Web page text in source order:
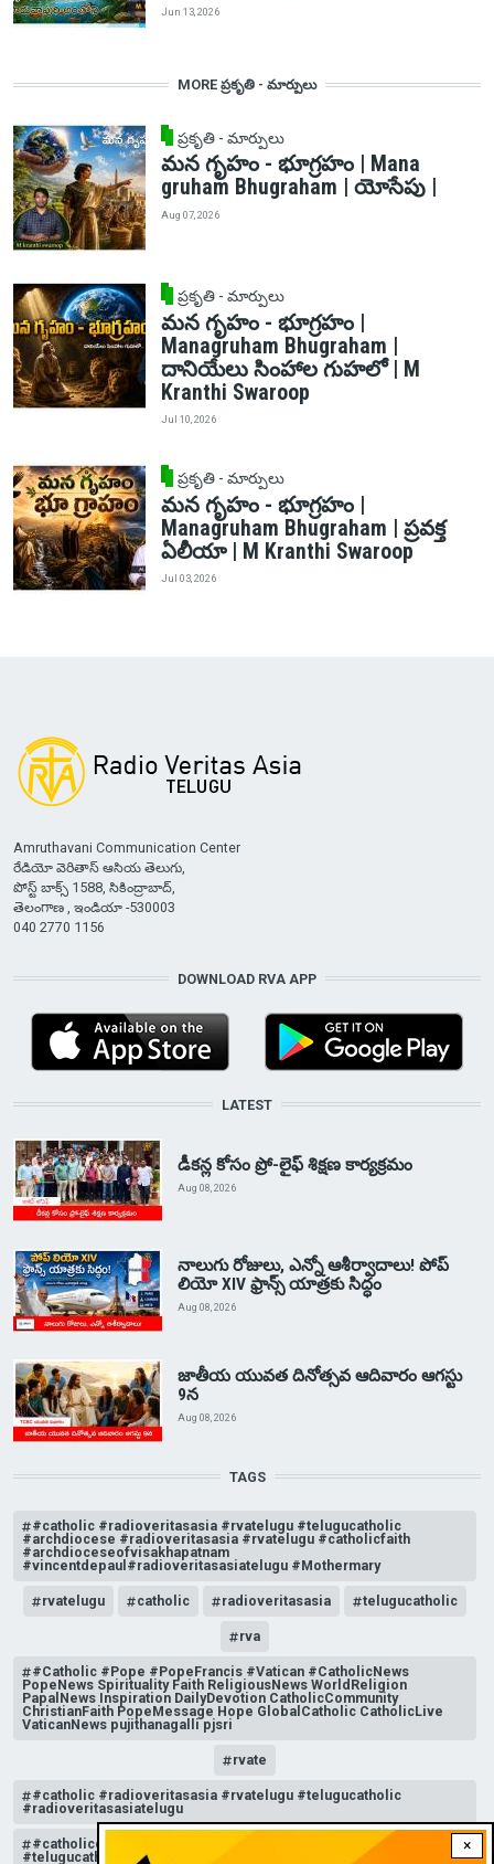
Jun 13, 2026
MORE ప్రకృతి - మార్పులు
ప్రకృతి - మార్పులు
మన గృహం - భూగ్రహం | Mana
gruham Bhugraham | యోసేపు |
Aug 07, 2026
ప్రకృతి - మార్పులు
మన గృహం - భూగ్రహం |
Managruham Bhugraham |
దానియేలు సింహాల గుహలో | M
Kranthi Swaroop
Jul 10, 2026
ప్రకృతి - మార్పులు
మన గృహం - భూగ్రహం |
Managruham Bhugraham | ప్రవక్త
ఏలీయా | M Kranthi Swaroop
Jul 03, 2026
×
Amruthavani Communication Center
రేడియో వెరితాస్ ఆసియ తెలుగు,
పోస్ట్ బాక్స్ 1588, సికింద్రాబాద్,
తెలంగాణ , ఇండియా -530003
040 2770 1156
DOWNLOAD RVA APP
LATEST
డీకన్ల కోసం ప్రో-లైఫ్ శిక్షణ కార్యక్రమం
Aug 08, 2026
నాలుగు రోజులు, ఎన్నో ఆశీర్వాదాలు! పోప్
లియో XIV ఫ్రాన్స్ యాత్రకు సిద్ధం
Aug 08, 2026
జాతీయ యువత దినోత్సవ ఆదివారం ఆగస్టు
9న
Aug 08, 2026
TAGS
#catholic #radioveritasasia #rvatelugu #telugucatholic
#archdiocese #radioveritasasia #rvatelugu #catholicfaith
#archdioceseofvisakhapatnam
#vincentdepaul#radioveritasasiatelugu #Mothermary
rvatelugu catholic radioveritasasia telugucatholic
rva
#Catholic #Pope #PopeFrancis #Vatican #CatholicNews
PopeNews Spirituality Faith ReligiousNews WorldReligion
PapalNews Inspiration DailyDevotion CatholicCommunity
ChristianFaith PopeMessage Hope GlobalCatholic CatholicLive
VaticanNews pujithanagalli pjsri
rvate
#catholic #radioveritasasia #rvatelugu #telugucatholic
#radioveritasasiatelugu
#catholicchurchnews #catholictelugu #telugucatholic
#telugucatholicchurch #radioveritasasia #rvatelugu